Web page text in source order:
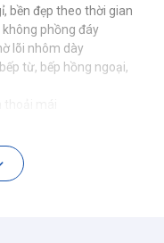
bền đẹp theo thời gian
phồng đáy
lõi nhôm dày
từ, bếp hồng ngoại,